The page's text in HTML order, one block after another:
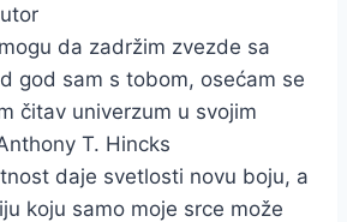
da zadržim zvezde sa
god sam s tobom, osećam se
čitav univerzum u svojim
T. Hincks
daje svetlosti novu boju, a
koju samo moje srce može